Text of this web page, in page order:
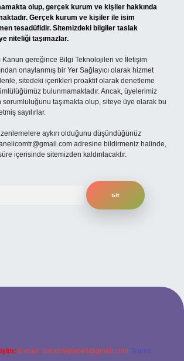
olup, gerçek kurum ve kişiler hakkında
Gerçek kurum ve kişiler ile isim
tesadüfidir. Sitemizdeki bilgiler taslak
niteliği taşımazlar.
Kanun gereğince Bilgi Teknolojileri ve İletişim
onaylanmış bir Yer Sağlayıcı olarak hizmet
sitedeki içerikleri proaktif olarak denetleme
bulunmamaktadır. Ancak, üyelerimiz
sorumluluğunu taşımakta olup, siteye üye olarak bu
sayılırlar.
aykırı olduğunu düşündüğünüz
adresine bildirmeniz halinde,
içerisinde sitemizden kaldırılacaktır.
E-mail: backlinkpaneli@gmail.com Teams: